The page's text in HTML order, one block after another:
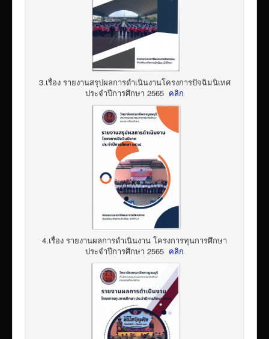
3.เรื่อง รายงานสรุปผลการดำเนินงานโครงการปัจฉิมนิเทศ
ประจำปีการศึกษา 2565 คลิก
4.เรื่อง รายงานผลการดำเนินงาน โครงการทุนการศึกษา
ประจำปีการศึกษา 2565 คลิก